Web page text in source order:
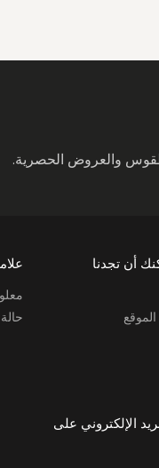
والعروض الحصرية.
أن تجدنا
الإلكتروني على